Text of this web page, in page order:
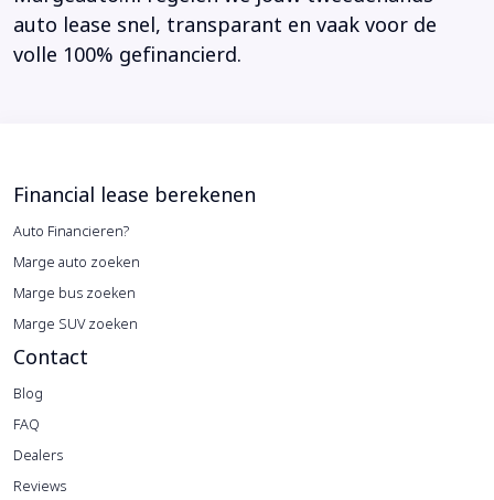
auto lease snel, transparant en vaak voor de
volle 100% gefinancierd.
Financial lease berekenen
Auto Financieren?
Marge auto zoeken
Marge bus zoeken
Marge SUV zoeken
Contact
Blog
FAQ
Dealers
Reviews